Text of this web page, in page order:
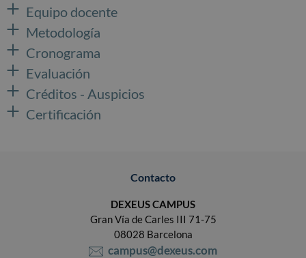
Equipo docente
Metodología
Cronograma
Evaluación
Créditos - Auspicios
Certificación
Contacto
DEXEUS CAMPUS
Gran Vía de Carles III 71-75
08028 Barcelona
campus@dexeus.com